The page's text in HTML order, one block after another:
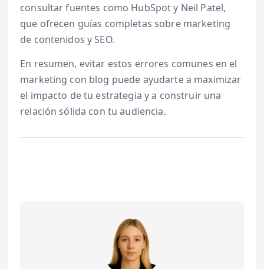
consultar fuentes como HubSpot y Neil Patel,
que ofrecen guías completas sobre marketing
de contenidos y SEO.
En resumen, evitar estos errores comunes en el
marketing con blog puede ayudarte a maximizar
el impacto de tu estrategia y a construir una
relación sólida con tu audiencia.